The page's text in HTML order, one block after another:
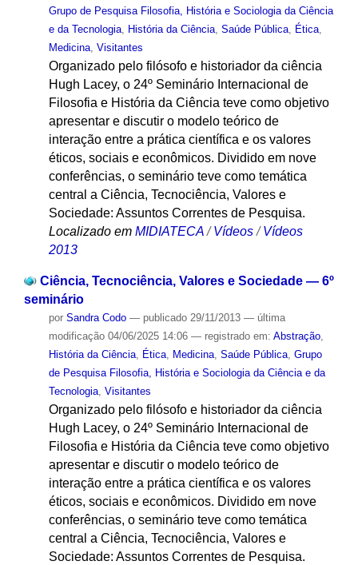
Grupo de Pesquisa Filosofia, História e Sociologia da Ciência
e da Tecnologia, História da Ciência, Saúde Pública, Ética,
Medicina, Visitantes
Organizado pelo filósofo e historiador da ciência
Hugh Lacey, o 24º Seminário Internacional de
Filosofia e História da Ciência teve como objetivo
apresentar e discutir o modelo teórico de
interação entre a prática científica e os valores
éticos, sociais e econômicos. Dividido em nove
conferências, o seminário teve como temática
central a Ciência, Tecnociência, Valores e
Sociedade: Assuntos Correntes de Pesquisa.
Localizado em MIDIATECA / Vídeos / Vídeos
2013
Ciência, Tecnociência, Valores e Sociedade — 6º
seminário
por Sandra Codo — publicado29/11/2013 — última
modificação04/06/2025 14:06 — registrado em: Abstração,
História da Ciência, Ética, Medicina, Saúde Pública, Grupo
de Pesquisa Filosofia, História e Sociologia da Ciência e da
Tecnologia, Visitantes
Organizado pelo filósofo e historiador da ciência
Hugh Lacey, o 24º Seminário Internacional de
Filosofia e História da Ciência teve como objetivo
apresentar e discutir o modelo teórico de
interação entre a prática científica e os valores
éticos, sociais e econômicos. Dividido em nove
conferências, o seminário teve como temática
central a Ciência, Tecnociência, Valores e
Sociedade: Assuntos Correntes de Pesquisa.